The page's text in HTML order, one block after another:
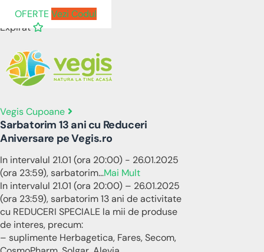
OFERTEVezi Codul
Expirat
Vegis Cupoane
Sarbatorim 13 ani cu Reduceri
Aniversare pe Vegis.ro
In intervalul 21.01 (ora 20:00) - 26.01.2025
(ora 23:59), sarbatorim...Mai Mult
In intervalul 21.01 (ora 20:00) – 26.01.2025
(ora 23:59), sarbatorim 13 ani de activitate
cu REDUCERI SPECIALE la mii de produse
de interes, precum:
– suplimente Herbagetica, Fares, Secom,